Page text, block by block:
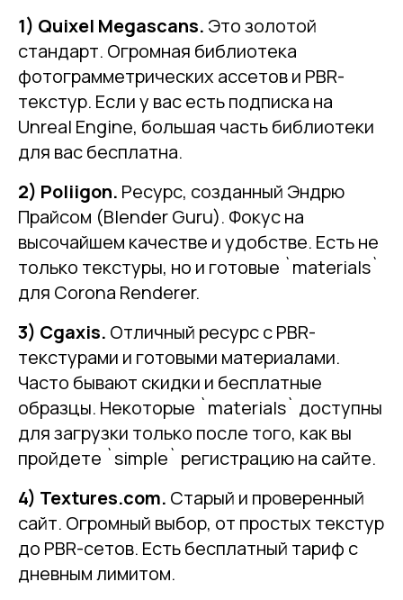
1) Quixel Megascans. Это золотой
стандарт. Огромная библиотека
фотограмметрических ассетов и PBR-
текстур. Если у вас есть подписка на
Unreal Engine, большая часть библиотеки
для вас бесплатна.
2) Poliigon. Ресурс, созданный Эндрю
Прайсом (Blender Guru). Фокус на
высочайшем качестве и удобстве. Есть не
только текстуры, но и готовые `materials`
для Corona Renderer.
3) Cgaxis. Отличный ресурс с PBR-
текстурами и готовыми материалами.
Часто бывают скидки и бесплатные
образцы. Некоторые `materials` доступны
для загрузки только после того, как вы
пройдете `simple` регистрацию на сайте.
4) Textures.com. Старый и проверенный
сайт. Огромный выбор, от простых текстур
до PBR-сетов. Есть бесплатный тариф с
дневным лимитом.